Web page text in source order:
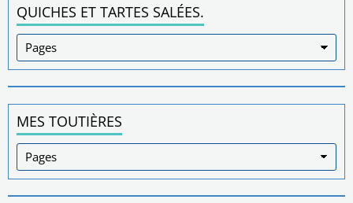
QUICHES ET TARTES SALÉES.
MES TOUTIÈRES